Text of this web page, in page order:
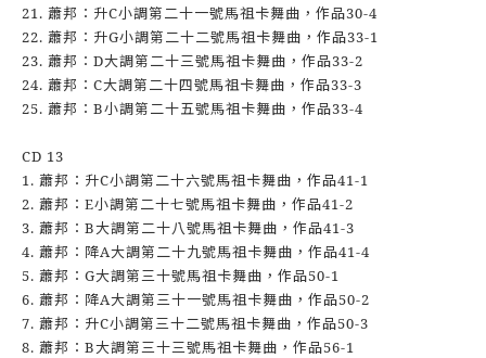
21. 蕭邦：升C小調第二十一號馬祖卡舞曲，作品30-4
22. 蕭邦：升G小調第二十二號馬祖卡舞曲，作品33-1
23. 蕭邦：D大調第二十三號馬祖卡舞曲，作品33-2
24. 蕭邦：C大調第二十四號馬祖卡舞曲，作品33-3
25. 蕭邦：B小調第二十五號馬祖卡舞曲，作品33-4
CD 13
1. 蕭邦：升C小調第二十六號馬祖卡舞曲，作品41-1
2. 蕭邦：E小調第二十七號馬祖卡舞曲，作品41-2
3. 蕭邦：B大調第二十八號馬祖卡舞曲，作品41-3
4. 蕭邦：降A大調第二十九號馬祖卡舞曲，作品41-4
5. 蕭邦：G大調第三十號馬祖卡舞曲，作品50-1
6. 蕭邦：降A大調第三十一號馬祖卡舞曲，作品50-2
7. 蕭邦：升C小調第三十二號馬祖卡舞曲，作品50-3
8. 蕭邦：B大調第三十三號馬祖卡舞曲，作品56-1